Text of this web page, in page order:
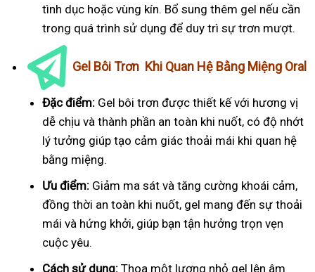
tình dục hoặc vùng kín. Bổ sung thêm gel nếu cần
trong quá trình sử dụng để duy trì sự trơn mượt.
Gel Bôi Trơn Khi Quan Hệ Bằng Miệng Oral
Đặc điểm: Gel bôi trơn được thiết kế với hương vị
dễ chịu và thành phần an toàn khi nuốt, có độ nhớt
lý tưởng giúp tạo cảm giác thoải mái khi quan hệ
bằng miệng.
Ưu điểm: Giảm ma sát và tăng cường khoái cảm,
đồng thời an toàn khi nuốt, gel mang đến sự thoải
mái và hứng khởi, giúp bạn tận hưởng trọn vẹn
cuộc yêu.
Cách sử dụng: Thoa một lượng nhỏ gel lên âm